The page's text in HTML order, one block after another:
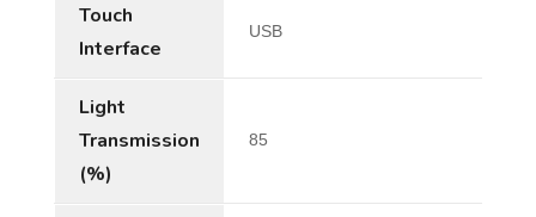
Touch
Interface
USB
Light
Transmission
(%)
85